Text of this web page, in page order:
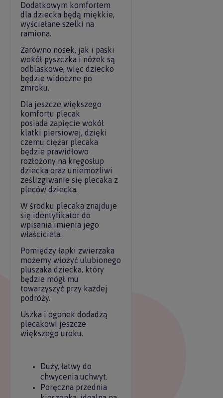
Dodatkowym komfortem
dla dziecka będą miękkie,
wyściełane szelki na
ramiona.
Zarówno nosek, jak i paski
wokół pyszczka i nóżek są
odblaskowe, więc dziecko
będzie widoczne po
zmroku.
Dla jeszcze większego
komfortu plecak
posiada zapięcie wokół
klatki piersiowej, dzięki
czemu ciężar plecaka
będzie prawidłowo
rozłożony na kręgosłup
dziecka oraz uniemożliwi
ześlizgiwanie się plecaka z
pleców dziecka.
W środku plecaka znajduje
się identyfikator do
wpisania imienia jego
właściciela.
Pomiędzy łapki zwierzaka
możemy włożyć ulubionego
pluszaka dziecka, który
będzie mógł mu
towarzyszyć przy każdej
podróży.
Uszka i ogonek dodadzą
plecakowi jeszcze
większego uroku.
Duży, łatwy do
chwycenia uchwyt.
Poręczna przednia